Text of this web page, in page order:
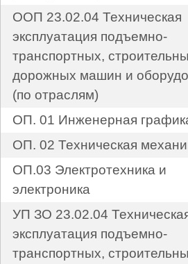
ООП 23.02.04 Техническая
эксплуатация подъемно-
транспортных,
дорожных машин и
(по отраслям)
ОП. 01 Инженерная
ОП. 02 Техническая
ОП.03 Электротехника и
электроника
УП ЗО 23.02.04
эксплуатация подъемно-
транспортных,